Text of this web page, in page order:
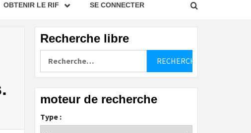
OBTENIR LE RIF SE CONNECTER
Recherche libre
moteur de recherche
Type :